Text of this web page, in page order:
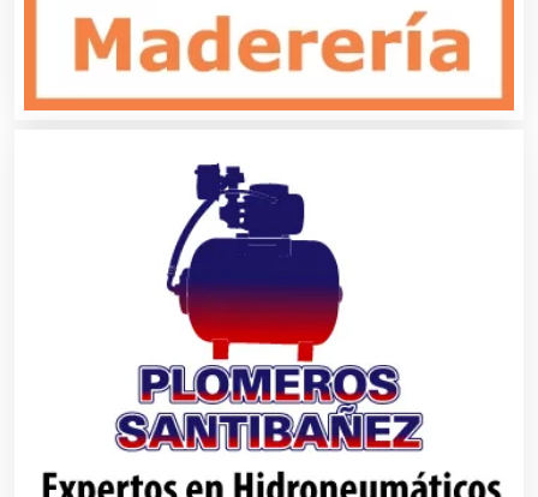
Autopartes Eléctricas
Balnearios
Banquetes